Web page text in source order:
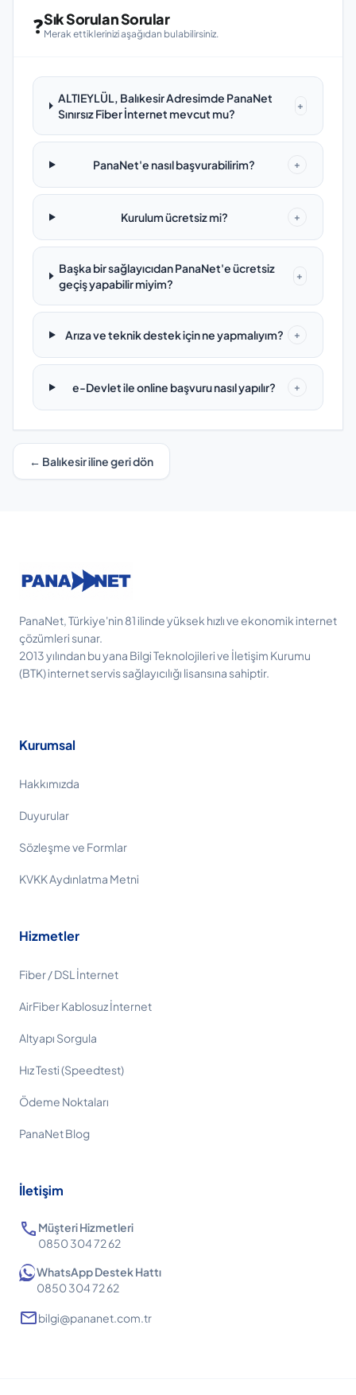
❓Sık Sorulan Sorular
Merak ettiklerinizi aşağıdan bulabilirsiniz.
ALTIEYLÜL, Balıkesir Adresimde PanaNet
Sınırsız Fiber İnternet mevcut mu?
+
PanaNet'e nasıl başvurabilirim? +
Kurulum ücretsiz mi? +
Başka bir sağlayıcıdan PanaNet'e ücretsiz
geçiş yapabilir miyim?
+
Arıza ve teknik destek için ne yapmalıyım? +
e-Devlet ile online başvuru nasıl yapılır? +
← Balıkesir iline geri dön
PanaNet, Türkiye'nin 81 ilinde yüksek hızlı ve ekonomik internet
çözümleri sunar.
2013 yılından bu yana Bilgi Teknolojileri ve İletişim Kurumu
(BTK) internet servis sağlayıcılığı lisansına sahiptir.
Kurumsal
Hakkımızda
Duyurular
Sözleşme ve Formlar
KVKK Aydınlatma Metni
Hizmetler
Fiber / DSL İnternet
AirFiber Kablosuz İnternet
Altyapı Sorgula
Hız Testi (Speedtest)
Ödeme Noktaları
PanaNet Blog
İletişim
call Müşteri Hizmetleri
0850 304 72 62
WhatsApp Destek Hattı
0850 304 72 62
mailbilgi@pananet.com.tr